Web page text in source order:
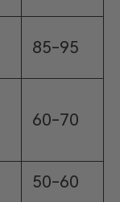
85-95
60-70
50-60